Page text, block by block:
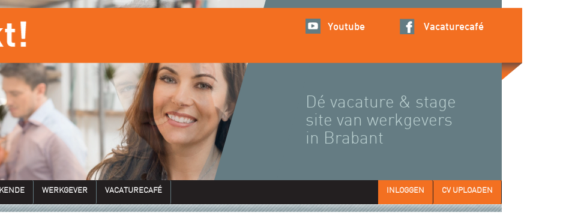
Youtube Vacaturecafé
Dé vacature & stage
site van werkgevers
in Brabant
WERKGEVER VACATURECAFÉ CV UPLOADEN
INLOGGEN